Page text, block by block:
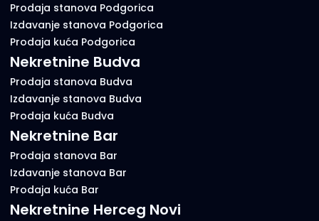
Prodaja stanova Podgorica
Izdavanje stanova Podgorica
Prodaja kuća Podgorica
Nekretnine Budva
Prodaja stanova Budva
Izdavanje stanova Budva
Prodaja kuća Budva
Nekretnine Bar
Prodaja stanova Bar
Izdavanje stanova Bar
Prodaja kuća Bar
Nekretnine Herceg Novi